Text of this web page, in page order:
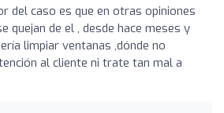
del caso es que en otras opiniones
quejan de el , desde hace meses y
limpiar ventanas ,dónde no
al cliente ni trate tan mal a